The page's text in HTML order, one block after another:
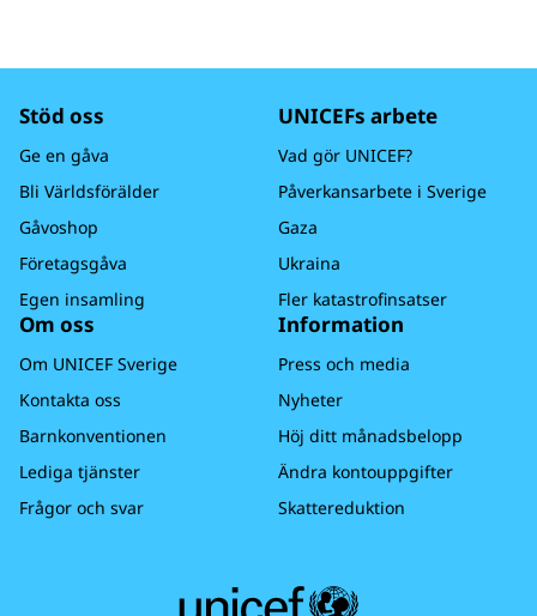
Stöd oss
Ge en gåva
Bli Världsförälder
Gåvoshop
Företagsgåva
Egen insamling
UNICEFs arbete
Vad gör UNICEF?
Påverkansarbete i Sverige
Gaza
Ukraina
Fler katastrofinsatser
Om oss
Om UNICEF Sverige
Kontakta oss
Barnkonventionen
Lediga tjänster
Frågor och svar
Information
Press och media
Nyheter
Höj ditt månadsbelopp
Ändra kontouppgifter
Skattereduktion